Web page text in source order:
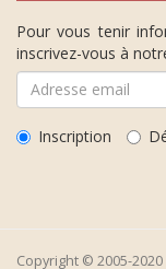
Pour vous tenir
inscrivez-vous à
Inscription
Copyright © 2005-